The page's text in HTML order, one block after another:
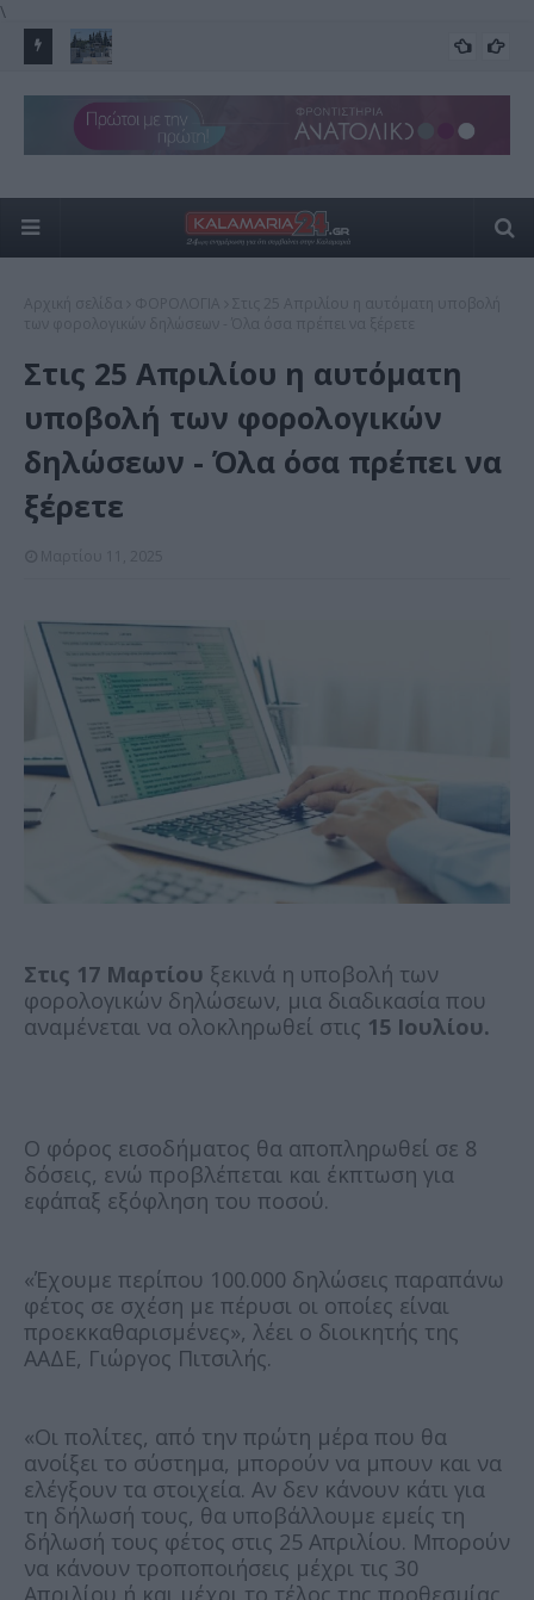
\
run” FEATURED
Στις 25 Απριλίου η αυτόματη
υποβολή των φορολογικών
δηλώσεων - Όλα όσα πρέπει να
ξέρετε
Στις 17 Μαρτίου ξεκινά η υποβολή των
φορολογικών δηλώσεων, μια διαδικασία που
αναμένεται να ολοκληρωθεί στις 15 Ιουλίου.
Ο φόρος εισοδήματος θα αποπληρωθεί σε 8
δόσεις, ενώ προβλέπεται και έκπτωση για
εφάπαξ εξόφληση του ποσού.
«Έχουμε περίπου 100.000 δηλώσεις παραπάνω
φέτος σε σχέση με πέρυσι οι οποίες είναι
προεκκαθαρισμένες», λέει ο διοικητής της
ΑΑΔΕ, Γιώργος Πιτσιλής.
«Οι πολίτες, από την πρώτη μέρα που θα
ανοίξει το σύστημα, μπορούν να μπουν και να
ελέγξουν τα στοιχεία. Αν δεν κάνουν κάτι για
τη δήλωσή τους, θα υποβάλλουμε εμείς τη
δήλωσή τους φέτος στις 25 Απριλίου. Μπορούν
να κάνουν τροποποιήσεις μέχρι τις 30